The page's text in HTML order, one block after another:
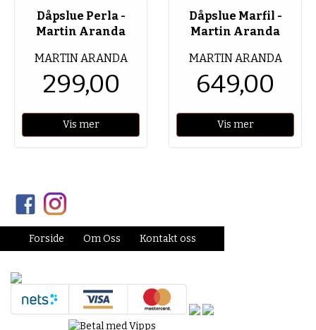
Dåpslue Perla -
Martin Aranda
MARTIN ARANDA
299,00
Vis mer
Dåpslue Marfil -
Martin Aranda
MARTIN ARANDA
649,00
Vis mer
Forside Om Oss Kontakt oss